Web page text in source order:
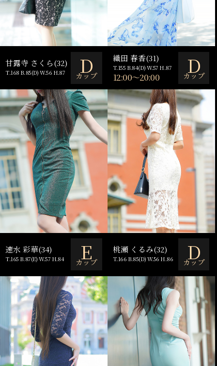
甘露寺 さくら(32)
T.168 B.85(D) W.56 H.87 D
カップ
織田 春香(31)
T.155 B.84(D) W.57 H.87
12:00～20:00 D
カップ
速水 彩華(34)
T.165 B.87(E) W.57 H.84 E
カップ
桃瀬 くるみ(32)
T.166 B.85(D) W.56 H.86 D
カップ